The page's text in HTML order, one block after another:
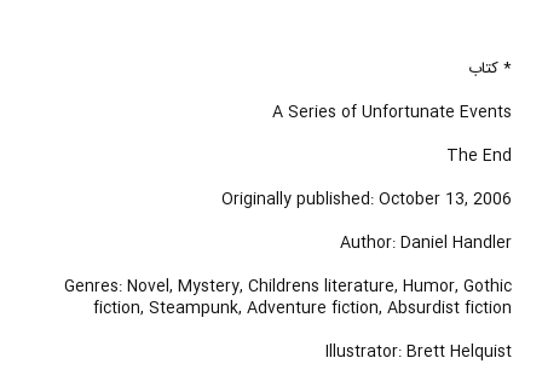
* کتاب
A Series of Unfortunate Events
The End
Originally published: October 13, 2006
Author: Daniel Handler
Genres: Novel, Mystery, Childrens literature, Humor, Gothic
fiction, Steampunk, Adventure fiction, Absurdist fiction
Illustrator: Brett Helquist